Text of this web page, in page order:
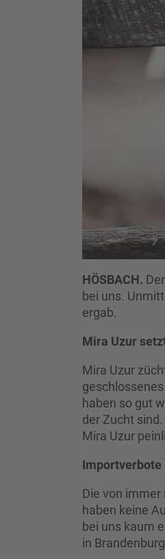
HÖSBACH.
bei uns.
ergab.
Mira Uzur
Mira Uzur
haben so gut
der Zucht
Mira Uzur
Importverbote
Die von immer
haben keine
bei uns kaum
in